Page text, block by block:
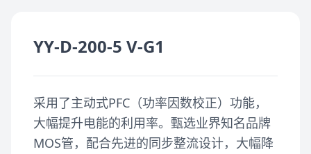
YY-D-200-5 V-G1
采用了主动式PFC（功率因数校正）功能，
大幅提升电能的利用率。甄选业界知名品牌
MOS管，配合先进的同步整流设计，大幅降